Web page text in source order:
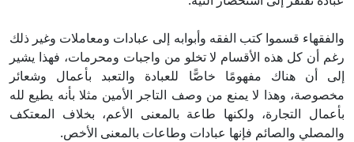
والفقهاء قسموا كتب الفقه وأبوابه إلى عبادات ومعاملات وغير ذلك
رغم أن كل هذه الأقسام لا تخلو من واجبات ومحرمات، فهذا يشير
إلى أن هناك مفهومًا خاصًّا للعبادة والتعبد بأعمال وشعائر
مخصوصة، وهذا لا يمنع من وصف التاجر الأمين مثلا بأنه يطيع لله
بأعمال التجارة، ولكنها طاعة بالمعنى الأعم، بخلاف المعتكف
والمصلي والصائم فإنها عبادات وطاعات بالمعنى الأخص.